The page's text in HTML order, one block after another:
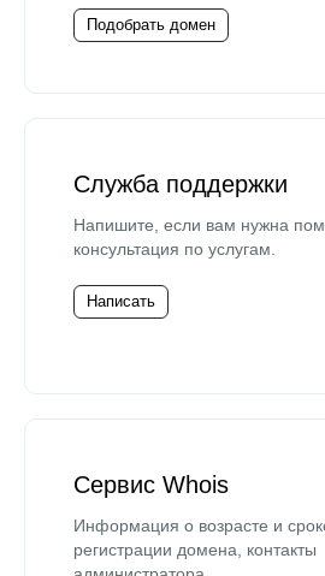
Подобрать домен
Служба поддержки
Напишите, если вам нужна
консультация по услугам.
Написать
Сервис Whois
Информация о возрасте и
регистрации домена, контакты